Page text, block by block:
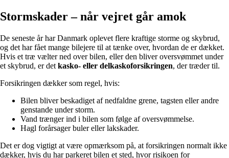
Stormskader – når vejret går amok
De seneste år har Danmark oplevet flere kraftige storme og skybrud,
og det har fået mange bilejere til at tænke over, hvordan de er dækket.
Hvis et træ vælter ned over bilen, eller den bliver oversvømmet under
et skybrud, er det kasko- eller delkaskoforsikringen, der træder til.
Forsikringen dækker som regel, hvis:
Bilen bliver beskadiget af nedfaldne grene, tagsten eller andre
genstande under storm.
Vand trænger ind i bilen som følge af oversvømmelse.
Hagl forårsager buler eller lakskader.
Det er dog vigtigt at være opmærksom på, at forsikringen normalt ikke
dækker, hvis du har parkeret bilen et sted, hvor risikoen for